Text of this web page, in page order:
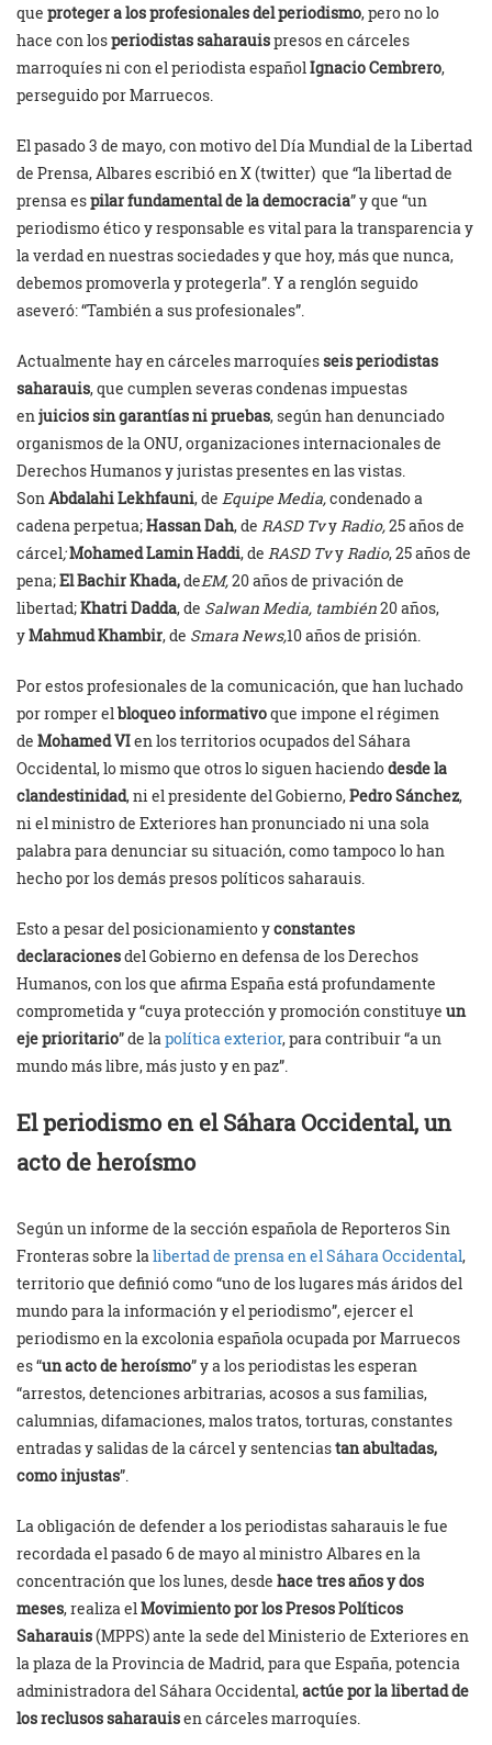
que proteger a los profesionales del periodismo, pero no lo
hace con losperiodistas saharauispresos en cárceles
marroquíes ni con el periodista español Ignacio Cembrero,
perseguido por Marruecos.
El pasado 3 de mayo, con motivo del Día Mundial de la Libertad
de Prensa, Albares escribió en X (twitter) que “la libertad de
prensa espilar fundamental de la democracia” y que “un
periodismo ético y responsable es vital para la transparencia y
la verdad en nuestras sociedades y que hoy, más que nunca,
debemos promoverla y protegerla”. Y a renglón seguido
aseveró: “También a sus profesionales”.
Actualmente hay en cárceles marroquíes seis periodistas
saharauis, que cumplen severas condenas impuestas
en juicios sin garantías ni pruebas, según han denunciado
organismos de la ONU, organizaciones internacionales de
Derechos Humanos y juristas presentes en las vistas.
Son Abdalahi Lekhfauni, de Equipe Media,condenado a
cadena perpetua;Hassan Dah, de RASD Tvy Radio,25 años de
cárcel;Mohamed Lamin Haddi, de RASD Tvy Radio, 25 años de
pena;El Bachir Khada,deEM,20 años de privación de
libertad;Khatri Dadda, de Salwan Media, también20 años,
yMahmud Khambir, de Smara News,10 años de prisión.
Por estos profesionales de la comunicación, que han luchado
por romper el bloqueo informativoque impone el régimen
de Mohamed VIen los territorios ocupados del Sáhara
Occidental, lo mismo que otros lo siguen haciendodesde la
clandestinidad, ni el presidente del Gobierno,Pedro Sánchez,
ni el ministro de Exteriores han pronunciado ni una sola
palabra para denunciar su situación, como tampoco lo han
hecho por los demás presos políticos saharauis.
Esto a pesar del posicionamiento yconstantes
declaracionesdel Gobierno en defensa de los Derechos
Humanos, con los que afirma España está profundamente
comprometida y “cuya protección y promoción constituye un
eje prioritario” de la política exterior, para contribuir “a un
mundo más libre, más justo y en paz”.
El periodismo en el Sáhara Occidental, un
acto de heroísmo
Según un informe de la sección española de Reporteros Sin
Fronteras sobre la libertad de prensa en el Sáhara Occidental,
territorio que definió como “uno de los lugares más áridos del
mundo para la información y el periodismo”, ejercer el
periodismo en la excolonia española ocupada por Marruecos
es “un acto de heroísmo” y a los periodistas les esperan
“arrestos, detenciones arbitrarias, acosos a sus familias,
calumnias, difamaciones, malos tratos, torturas, constantes
entradas y salidas de la cárcel y sentenciastan abultadas,
como injustas”.
La obligación de defender a los periodistas saharauis le fue
recordada el pasado 6 de mayo al ministro Albares en la
concentración que los lunes, desde hace tres años y dos
meses, realiza el Movimiento por los Presos Políticos
Saharauis(MPPS) ante la sede del Ministerio de Exteriores en
la plaza de la Provincia de Madrid, para que España, potencia
administradora del Sáhara Occidental,actúe por la libertad de
los reclusos saharauisen cárceles marroquíes.